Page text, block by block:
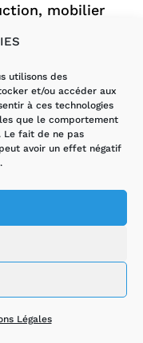
utilisons des
et/ou accéder aux
à ces technologies
que le comportement
Le fait de ne pas
avoir un effet négatif
Légales
mobilier
produits
l’air.
ne peut
émissions
un
d’un
la
s’inscrit
de la qualité